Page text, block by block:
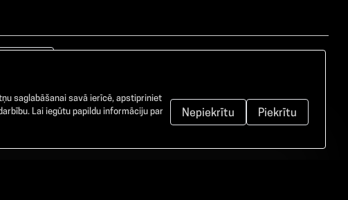
saglabāšanai savā ierīcē, apstipriniet
Lai iegūtu papildu informāciju par
Nepiekrītu Piekrītu